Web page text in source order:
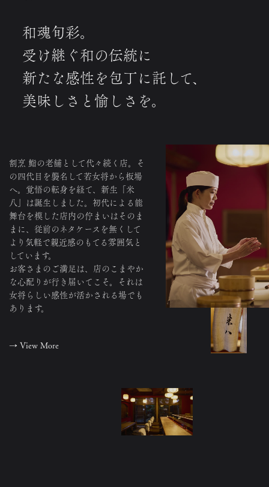
和魂旬彩。
受け継ぐ和の伝統に
新たな感性を包丁に託して、
美味しさと愉しさを。
割烹 鮨の老舗として代々続く店。そ
の四代目を襲名して若女将から板場
へ。覚悟の転身を経て、新生「米
八」は誕生しました。初代による能
舞台を模した店内の佇まいはそのま
まに、従前のネタケースを無くして
より気軽で親近感のもてる雰囲気と
しています。
お客さまのご満足は、店のこまやか
な心配りが行き届いてこそ。それは
女将らしい感性が活かされる場でも
あります。
→ View More